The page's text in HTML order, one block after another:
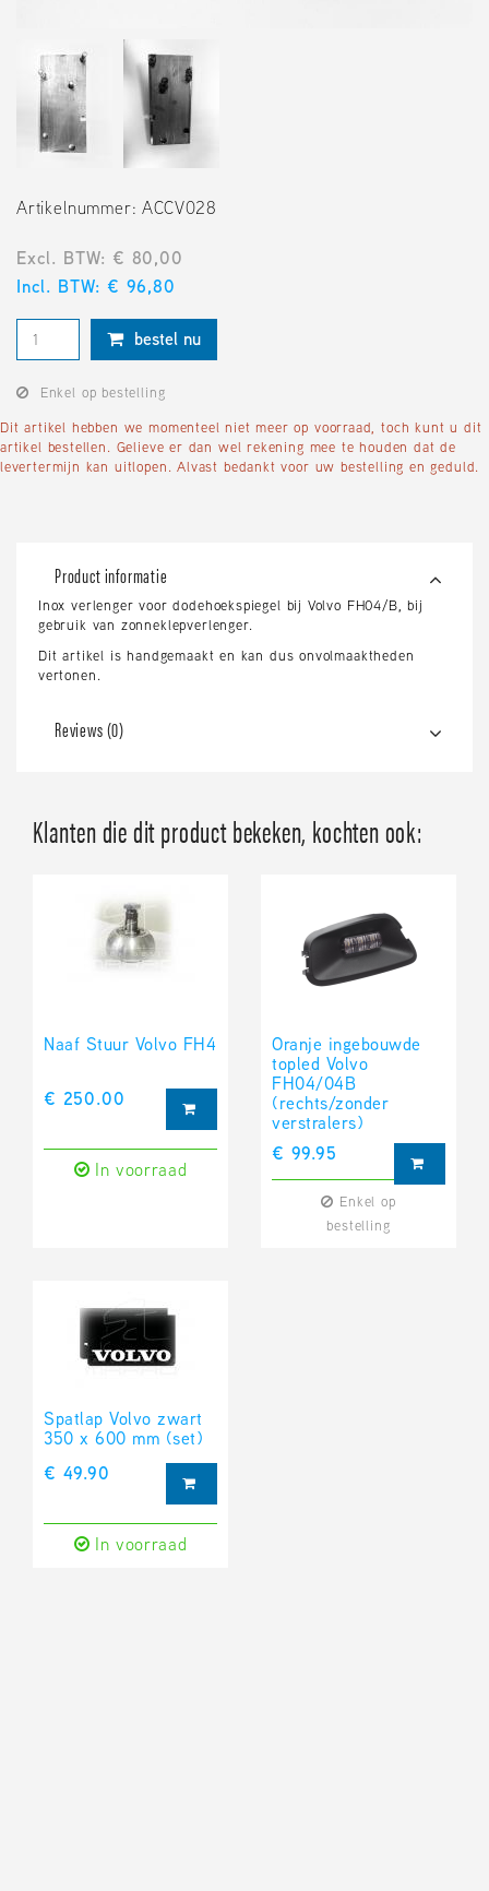
Artikelnummer: ACCV028
Excl. BTW: € 80,00
Incl. BTW: € 96,80
bestel nu
Enkel op bestelling
Dit artikel hebben we momenteel niet meer op voorraad, toch kunt u dit
artikel bestellen. Gelieve er dan wel rekening mee te houden dat de
levertermijn kan uitlopen. Alvast bedankt voor uw bestelling en geduld.
Product informatie
Inox verlenger voor dodehoekspiegel bij Volvo FH04/B, bij
gebruik van zonneklepverlenger.
Dit artikel is handgemaakt en kan dus onvolmaaktheden
vertonen.
Reviews (0)
Klanten die dit product bekeken, kochten ook:
Naaf Stuur Volvo FH4
€ 250.00
In voorraad
Oranje ingebouwde
topled Volvo
FH04/04B
(rechts/zonder
verstralers)
€ 99.95
Enkel op
bestelling
Spatlap Volvo zwart
350 x 600 mm (set)
€ 49.90
In voorraad